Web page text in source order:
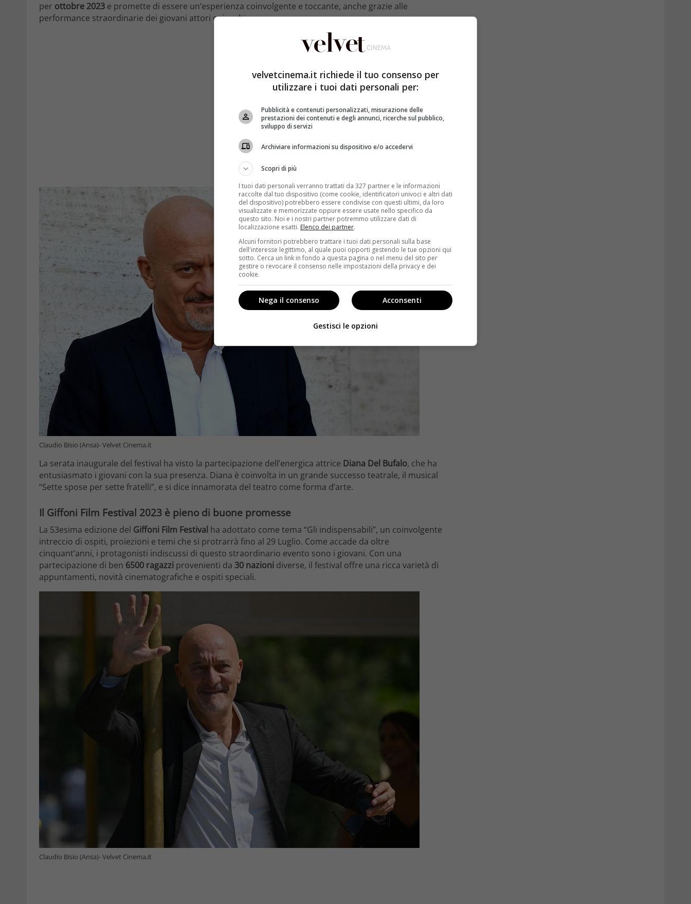
per ottobre 2023 e promette di essere un’esperienza coinvolgente e toccante, anche grazie alle
performance straordinarie dei giovani attori coinvolti.
Claudio Bisio (Ansa)- Velvet Cinema.it
La serata inaugurale del festival ha visto la partecipazione dell’energica attrice Diana Del Bufalo, che ha
entusiasmato i giovani con la sua presenza. Diana è coinvolta in un grande successo teatrale, il musical
“Sette spose per sette fratelli”, e si dice innamorata del teatro come forma d’arte.
Il Giffoni Film Festival 2023 è pieno di buone promesse
La 53esima edizione del Giffoni Film Festival ha adottato come tema “Gli indispensabili”, un coinvolgente
intreccio di ospiti, proiezioni e temi che si protrarrà fino al 29 Luglio. Come accade da oltre
cinquant’anni, i protagonisti indiscussi di questo straordinario evento sono i giovani. Con una
partecipazione di ben 6500 ragazzi provenienti da 30 nazioni diverse, il festival offre una ricca varietà di
appuntamenti, novità cinematografiche e ospiti speciali.
Claudio Bisio (Ansa)- Velvet Cinema.it
velvetcinema.it richiede il tuo consenso per
utilizzare i tuoi dati personali per:
Pubblicità e contenuti personalizzati, misurazione delle
prestazioni dei contenuti e degli annunci, ricerche sul pubblico,
sviluppo di servizi
Archiviare informazioni su dispositivo e/o accedervi
Scopri di più
I tuoi dati personali verranno trattati da 327 partner e le informazioni
raccolte dal tuo dispositivo (come cookie, identificatori univoci e altri dati
del dispositivo) potrebbero essere condivise con questi ultimi, da loro
visualizzate e memorizzate oppure essere usate nello specifico da
questo sito. Noi e i nostri partner potremmo utilizzare dati di
localizzazione esatti. Elenco dei partner.
Alcuni fornitori potrebbero trattare i tuoi dati personali sulla base
dell'interesse legittimo, al quale puoi opporti gestendo le tue opzioni qui
sotto. Cerca un link in fondo a questa pagina o nel menu del sito per
gestire o revocare il consenso nelle impostazioni della privacy e dei
cookie.
Acconsenti
Nega il consenso
Gestisci le opzioni